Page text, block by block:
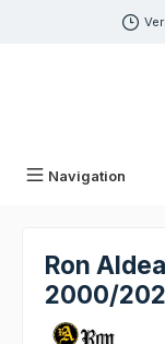
Navigation
Ron
2000/